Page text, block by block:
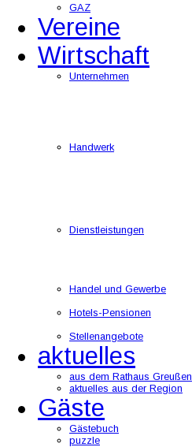
GAZ
Vereine
Wirtschaft
Unternehmen
Handwerk
Dienstleistungen
Handel und Gewerbe
Hotels-Pensionen
Stellenangebote
aktuelles
aus dem Rathaus Greußen
aktuelles aus der Region
Gäste
Gästebuch
puzzle